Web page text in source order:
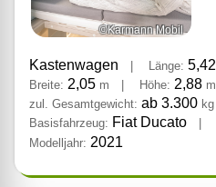
©Karmann Mobil
Kastenwagen Länge: 5,42
Breite: 2,05 m Höhe: 2,88 m
zul. Gesamtgewicht: ab 3.300 kg
Basisfahrzeug: Fiat Ducato
Modelljahr: 2021